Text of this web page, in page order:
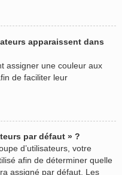
apparaissent dans
assigner une couleur aux
de faciliter leur
par défaut » ?
d’utilisateurs, votre
afin de déterminer quelle
assigné par défaut. Les